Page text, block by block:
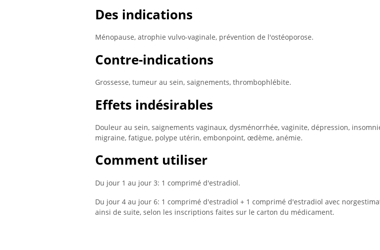
Des indications
Ménopause, atrophie vulvo-vaginale, prévention de l'ostéoporose.
Contre-indications
Grossesse, tumeur au sein, saignements, thrombophlébite.
Effets indésirables
Douleur au sein, saignements vaginaux, dysménorrhée, vaginite, dépression,
migraine, fatigue, polype utérin, embonpoint, œdème, anémie.
Comment utiliser
Du jour 1 au jour 3: 1 comprimé d'estradiol.
Du jour 4 au jour 6: 1 comprimé d'estradiol + 1 comprimé d'estradiol avec
ainsi de suite, selon les inscriptions faites sur le carton du médicament.